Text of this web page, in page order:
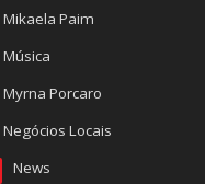
Mikaela Paim
Música
Myrna Porcaro
Negócios Locais
News